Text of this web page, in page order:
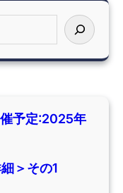
5
年
第
例
予定:2025年
＞その1